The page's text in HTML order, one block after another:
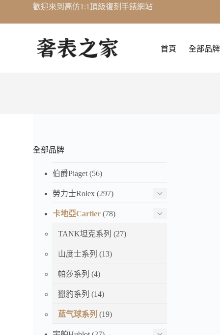
至
歡迎來到高仿1:1頂級復刻手錶網站
首頁 全部品牌
全部品牌
伯爵Piaget (56)
勞力士Rolex (297)
卡地亞Cartier (78)
TANK坦克系列 (27)
山度士系列 (13)
帕莎系列 (4)
獵豹系列 (14)
蓝气球系列 (19)